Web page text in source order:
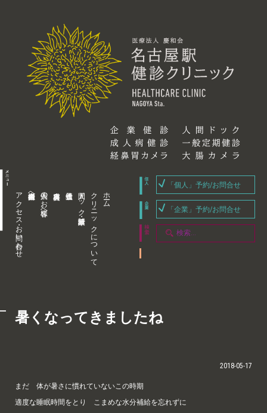
アクセス・お問い合わせ 企業内担当者様へ 個人のお客様へ 人間ドック・健康診断 クリニックについて ホーム
「個人」予約/お問合せ
「企業」予約/お問合せ
暑くなってきましたね
2018-05-17
まだ 体が暑さに慣れていないこの時期
適度な睡眠時間をとり こまめな水分補給を忘れずに